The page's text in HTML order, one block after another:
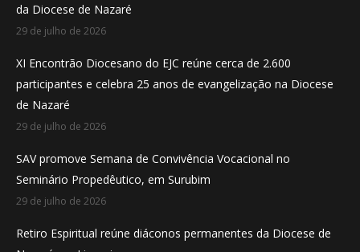
windowwindowwindow
da Diocese de Nazaré
29 de julho de 2026
XI Encontrão Diocesano do EJC reúne cerca de 2.600
participantes e celebra 25 anos de evangelização na Diocese
de Nazaré
29 de julho de 2026
SAV promove Semana de Convivência Vocacional no
Seminário Propedêutico, em Surubim
29 de julho de 2026
Retiro Espiritual reúne diáconos permanentes da Diocese de